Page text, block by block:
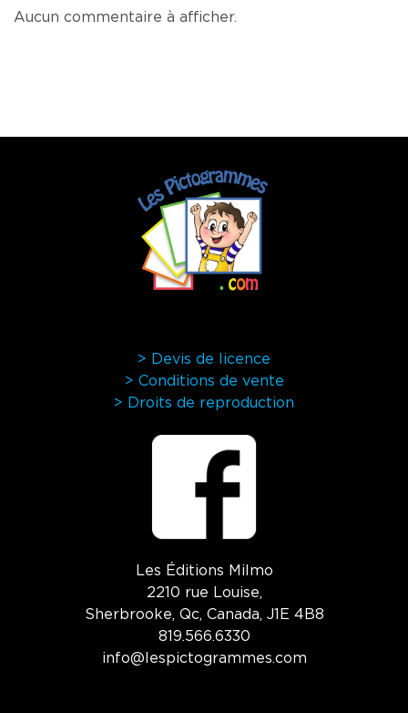
Aucun commentaire à afficher.
> Devis de licence
> Conditions de vente
> Droits de reproduction
Les Éditions Milmo
2210 rue Louise,
Sherbrooke, Qc, Canada, J1E 4B8
819.566.6330
info@lespictogrammes.com